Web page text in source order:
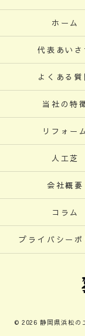
ホーム
代表あいさ
よくある質
当社の特
リフォー
人工芝
会社概要
コラム
プライバシーポ
© 2026 静岡県浜松の